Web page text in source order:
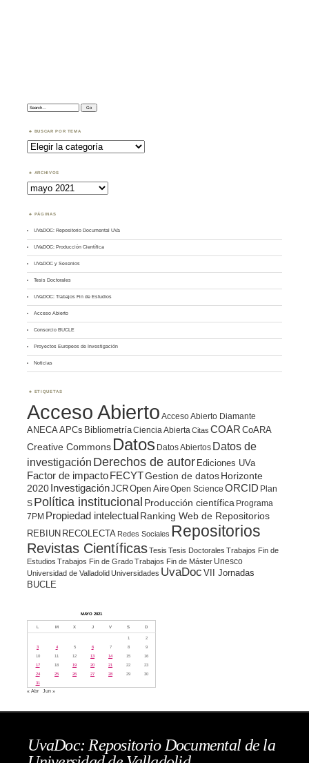
Search:
BUSCAR POR TEMA
Buscar
por
Tema
ARCHIVOS
Archivos
PÁGINAS
UVaDOC: Repositorio Documental UVa
UVaDOC: Producción Científica
UVaDOC y Sexenios
Tesis Doctorales
UVaDOC: Trabajos Fin de Estudios
Acceso Abierto
Consorcio BUCLE
Proyectos Europeos de Investigación
Noticias
ETIQUETAS
Acceso Abierto Acceso Abierto Diamante
ANECAAPCs BibliometríaCiencia Abierta Citas COAR CoARA
Creative Commons Datos Datos Abiertos Datos de
investigación Derechos de autor Ediciones UVa
Factor de impacto FECYTGestion de datosHorizonte
2020 InvestigaciónJCROpen AireOpen Science ORCID Plan
S Política institucional Producción científica Programa
7PM Propiedad intelectualRanking Web de Repositorios
REBIUN RECOLECTA Redes Sociales Repositorios
Revistas CientíficasTesis Tesis Doctorales Trabajos Fin de
Estudios Trabajos Fin de GradoTrabajos Fin de Máster Unesco
Universidad de Valladolid Universidades UvaDoc VII Jornadas
BUCLE
MAYO 2021
L M X J V S D
1
2
3
4 5 6 7 8
9
10
11 12 13 14 15
16
17
18 19 20 21 22
23
24
25 26 27 28 29
30
31
« Abr Jun »
UvaDoc: Repositorio Documental de la